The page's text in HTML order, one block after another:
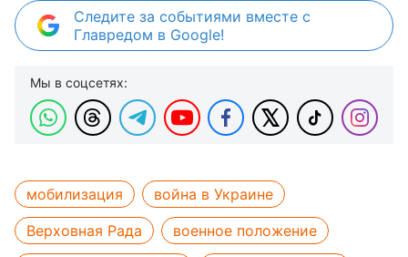
Следите за событиями вместе с
Главредом в Google!
Мы в соцсетях:
мобилизация
война в Украине
Верховная Рада
военное положение